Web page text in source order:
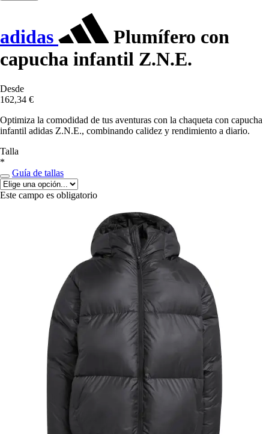
adidas
Plumífero con
capucha infantil Z.N.E.
Desde
162,34 €
Optimiza la comodidad de tus aventuras con la chaqueta con capucha
infantil adidas Z.N.E., combinando calidez y rendimiento a diario.
Talla
*
Guía de tallas
Este campo es obligatorio